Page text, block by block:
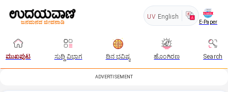
UV English
E-Paper
ಮುಖಪುಟ ಸುದ್ದಿ ವಿಭಾಗ ದಿನ ಭವಿಷ್ಯ ಹೊಂಗಿರಣ Search
ADVERTISEMENT